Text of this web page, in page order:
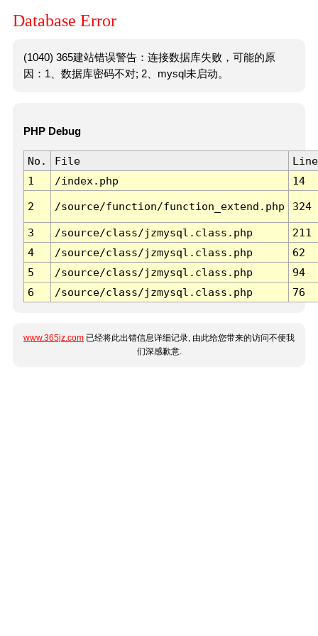
Database Error
(1040) 365建站错误警告：连接数据库失败，可能的原
因：1、数据库密码不对; 2、mysql未启动。
PHP Debug
No. File
Line
1
/index.php 14
2 /source/function/function_extend.php 324
3 /source/class/jzmysql.class.php
211
4
/source/class/jzmysql.class.php
62
5
/source/class/jzmysql.class.php
94
6
/source/class/jzmysql.class.php 76
www.365jz.com 已经将此出错信息详细记录, 由此给您带来的访问不便我
们深感歉意.